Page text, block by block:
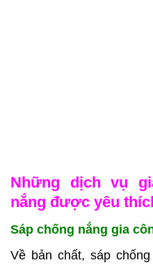
Những dịch vụ
nắng được yêu
Sáp chống nắng gia
Về bản chất, sáp